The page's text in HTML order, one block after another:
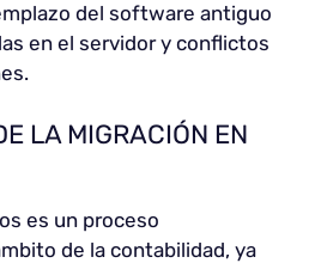
del software antiguo
en el servidor y conflictos
LA MIGRACIÓN EN
es un proceso
de la contabilidad, ya